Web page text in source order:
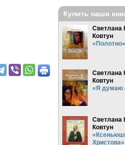
Купить наши
Светлана
Ковтун
«Полотно»
Светлана
Ковтун
«Я думаю
Светлана
Ковтун
Христова»